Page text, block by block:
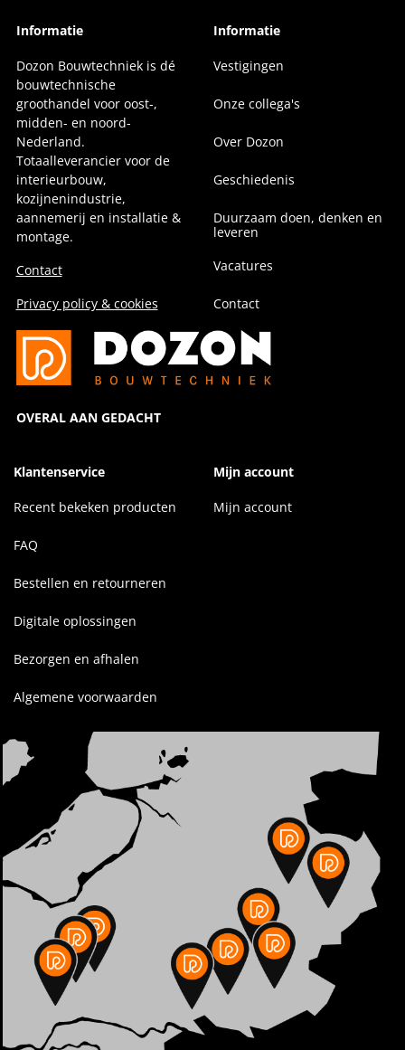
Informatie
Dozon Bouwtechniek is dé
bouwtechnische
groothandel voor oost-,
midden- en noord-
Nederland.
Totaalleverancier voor de
interieurbouw,
kozijnenindustrie,
aannemerij en installatie &
montage.
Contact
Privacy policy & cookies
OVERAL AAN GEDACHT
Informatie
Vestigingen
Onze collega's
Over Dozon
Geschiedenis
Duurzaam doen, denken en
leveren
Vacatures
Contact
Klantenservice
Recent bekeken producten
FAQ
Bestellen en retourneren
Digitale oplossingen
Bezorgen en afhalen
Algemene voorwaarden
Mijn account
Mijn account